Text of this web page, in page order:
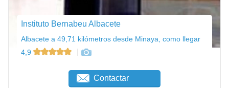
Instituto Bernabeu Albacete
Albacete a 49,71 kilómetros desde Minaya, como llegar
4,9
Contactar